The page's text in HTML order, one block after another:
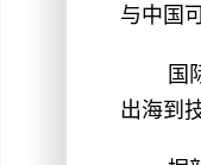
与中国
国
出海到